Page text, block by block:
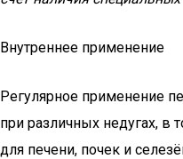
Внутреннее применение
Регулярное применение
при различных недугах, в
для печени, почек и